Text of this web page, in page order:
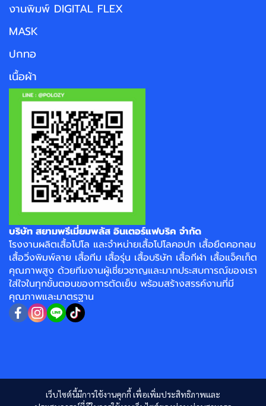
เว็บไซต์นี้มีการใช้งานคุกกี้ เพื่อเพิ่มประสิทธิภาพและ
งานพิมพ์ DIGITAL FLEX
MASK
ปกทอ
เนื้อผ้า
บริษัท สยามพรีเมี่ยมพลัส อินเตอร์แฟบริค จำกัด
โรงงานผลิตเสื้อโปโล และจำหน่ายเสื้อโปโลคอปก เสื้อยืดคอกลม
เสื้อวิ่งพิมพ์ลาย เสื้อทีม เสื้อรุ่น เสื้อบริษัท เสื้อกีฬา เสื้อแจ็คเก็ต
คุณภาพสูง ด้วยทีมงานผู้เชี่ยวชาญและมากประสบการณ์ของเรา
ใส่ใจในทุกขั้นตอนของการตัดเย็บ พร้อมสร้างสรรค์งานที่มี
คุณภาพและมาตรฐาน